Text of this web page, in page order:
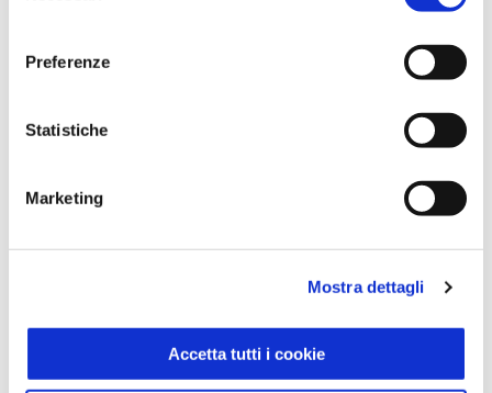
Preferenze
Statistiche
Marketing
Mostra dettagli
Accetta tutti i cookie
Sisa